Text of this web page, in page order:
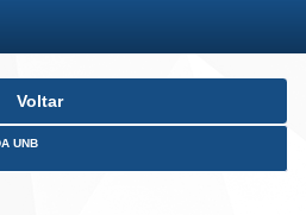
Voltar
UNB